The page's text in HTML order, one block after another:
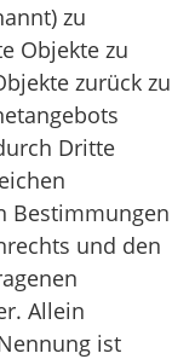
zu
Objekte zu
zurück zu
Dritte
Bestimmungen
und den
Allein
ist